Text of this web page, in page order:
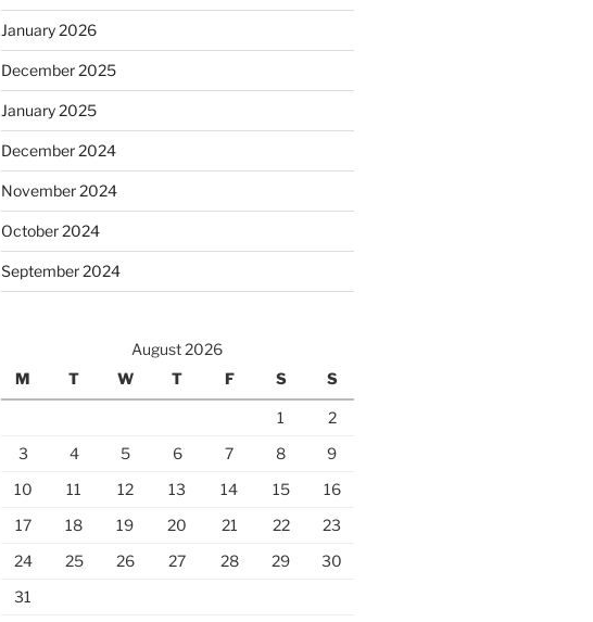
January 2026
December 2025
January 2025
December 2024
November 2024
October 2024
September 2024
August 2026
M
T W T F S S
1
2
3
4 5 6 7 8
9
10
11 12 13 14 15
16
17
18 19 20 21 22
23
24
25 26 27 28 29
30
31